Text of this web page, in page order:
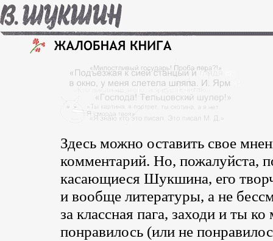
Здесь можно оставить свое
комментарий. Но, пожалуйста,
касающиеся Шукшина, его
и вообще литературы, а не
за классная пага, заходи и ты
понравилось (или не